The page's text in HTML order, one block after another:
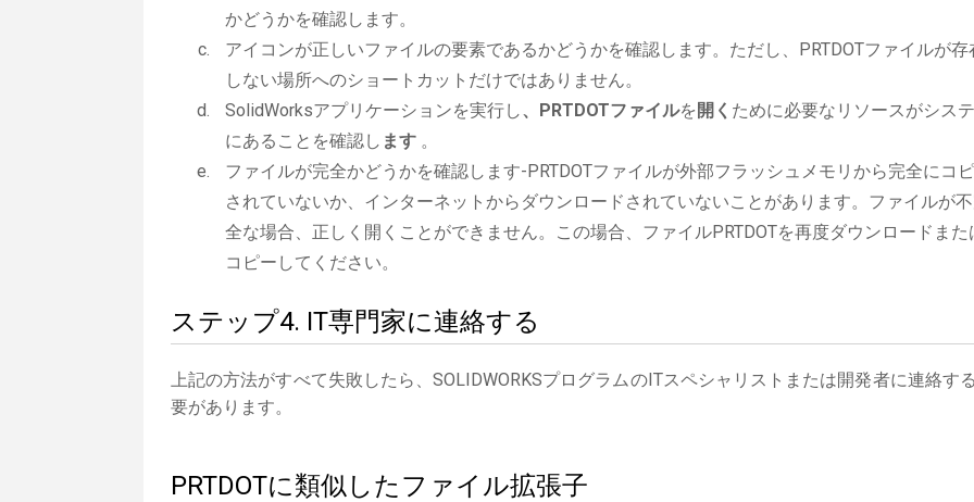
かどうかを確認します。
アイコンが正しいファイルの要素であるかどうかを確認します。ただし、PRTDOTファイルが存
しない場所へのショートカットだけではありません。
SolidWorksアプリケーションを実行し、PRTDOTファイルを 開く ために必要なリソースがシス
にあることを確認し ます 。
ファイルが完全かどうかを確認します-PRTDOTファイルが外部フラッシュメモリから完全にコ
されていないか、インターネットからダウンロードされていないことがあります。ファイルが
全な場合、正しく開くことができません。この場合、ファイルPRTDOTを再度ダウンロードまた
コピーしてください。
ステップ4. IT専門家に連絡する
上記の方法がすべて失敗したら、SOLIDWORKSプログラムのITスペシャリストまたは開発者に連絡す
要があります。
PRTDOTに類似したファイル拡張子